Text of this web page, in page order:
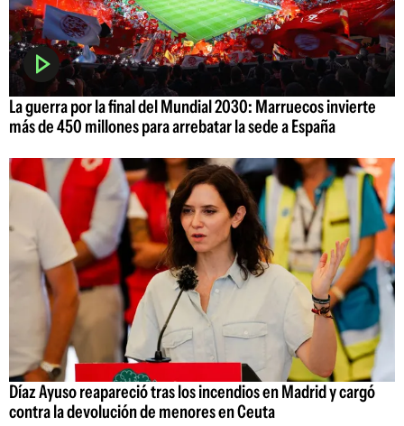
La guerra por la final del Mundial 2030: Marruecos invierte
más de 450 millones para arrebatar la sede a España
Díaz Ayuso reapareció tras los incendios en Madrid y cargó
contra la devolución de menores en Ceuta